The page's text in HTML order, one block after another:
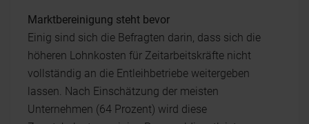
Marktbereinigung steht bevor
Einig sind sich die Befragten darin, dass sich die
höheren Lohnkosten für Zeitarbeitskräfte nicht
vollständig an die Entleihbetriebe weitergeben
lassen. Nach Einschätzung der meisten
Unternehmen (64 Prozent) wird diese